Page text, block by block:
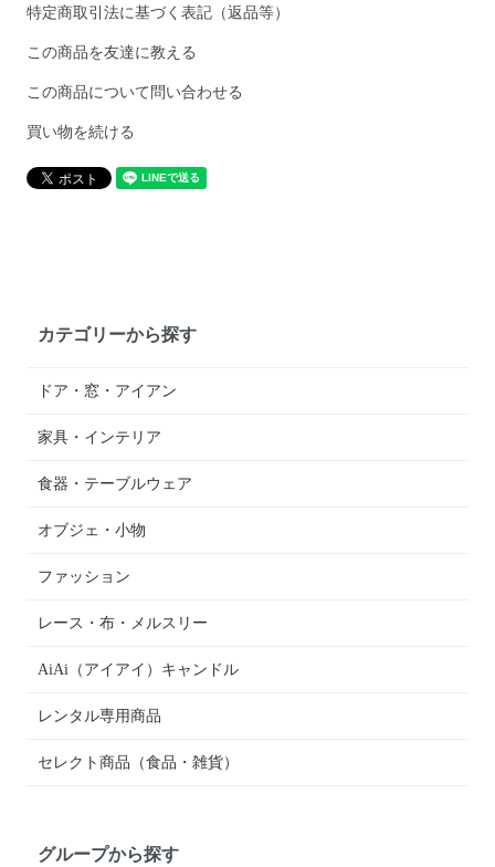
特定商取引法に基づく表記（返品等）
この商品を友達に教える
この商品について問い合わせる
買い物を続ける
カテゴリーから探す
ドア・窓・アイアン
家具・インテリア
食器・テーブルウェア
オブジェ・小物
ファッション
レース・布・メルスリー
AiAi（アイアイ）キャンドル
レンタル専用商品
セレクト商品（食品・雑貨）
グループから探す